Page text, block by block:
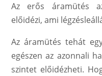
Az erős áramütés
előidézi, ami
Az áramütés tehát
egészen az azonnali
szintet előidézheti.